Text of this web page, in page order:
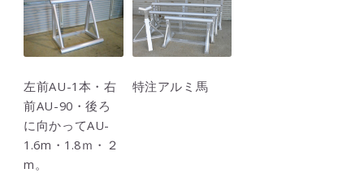
左前AU-1本・右
前AU-90・後ろ
に向かってAU-
1.6m・1.8ｍ・２
m。
特注アルミ馬